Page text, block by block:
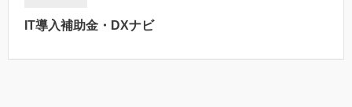
IT導入補助金・DXナビ